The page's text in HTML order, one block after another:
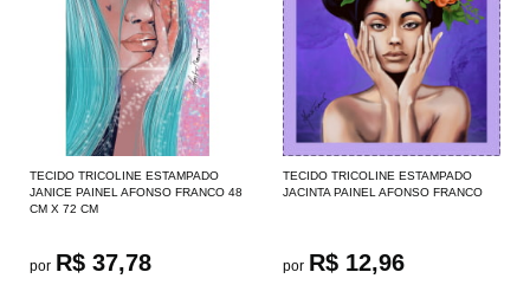
TECIDO TRICOLINE ESTAMPADO
JANICE PAINEL AFONSO FRANCO 48
CM X 72 CM
por R$ 37,78
TECIDO TRICOLINE ESTAMPADO
JACINTA PAINEL AFONSO FRANCO
por R$ 12,96